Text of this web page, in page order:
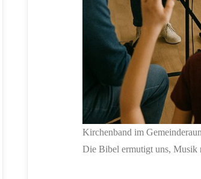
Kirchenband im
Die Bibel ermutigt uns, Musik